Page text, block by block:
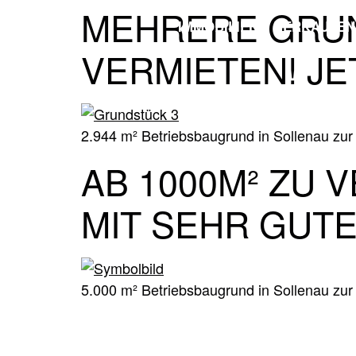
IMMOBILIEN VERKAUFEN
MEHRERE
VERMIETEN!
2.944 m² Betriebsbaugrund in Sollenau
AB 1000M² ZU
MIT SEHR
5.000 m² Betriebsbaugrund in Sollenau